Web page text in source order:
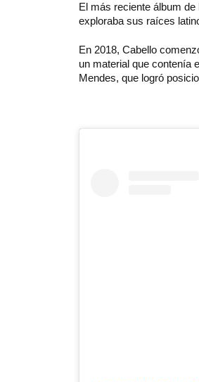
El más reciente álbum
exploraba sus raíces
En 2018, Cabello
un material que contenía
Mendes, que logró